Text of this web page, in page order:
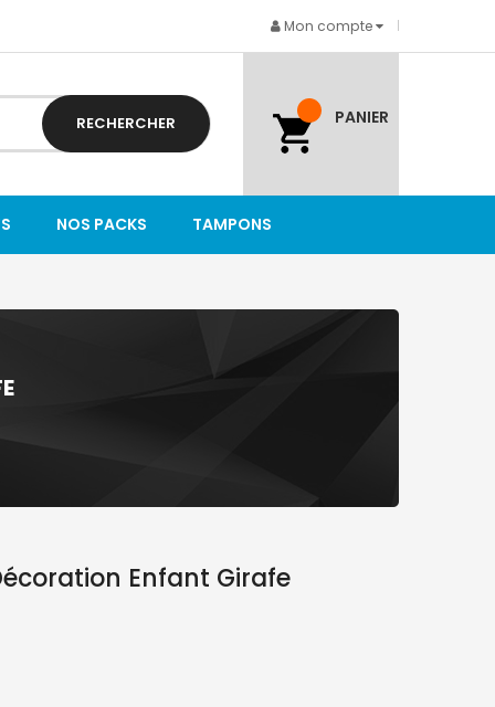
Mon compte
RECHERCHER PANIER
NOS PACKS TAMPONS
Enfant Girafe